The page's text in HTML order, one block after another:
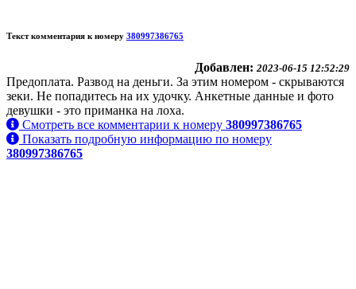
Текст комментария к номеру 380997386765
Добавлен: 2023-06-15 12:52:29
Предоплата. Развод на деньги. За этим номером - скрываются
зеки. Не попадитесь на их удочку. Анкетные данные и фото
девушки - это приманка на лоха.
Смотреть все комментарии к номеру 380997386765
Показать подробную информацию по номеру
380997386765